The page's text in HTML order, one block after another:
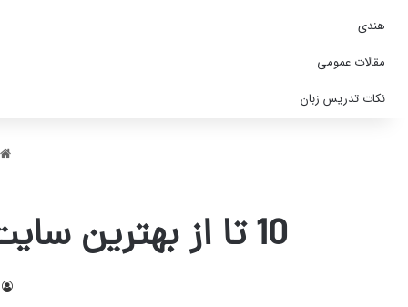
هندی
مقالات عمومی
نکات تدریس زبان
10 تا از بهترین سایت های تعیین سطح زبان روسی؛ رایگان و کاربردی